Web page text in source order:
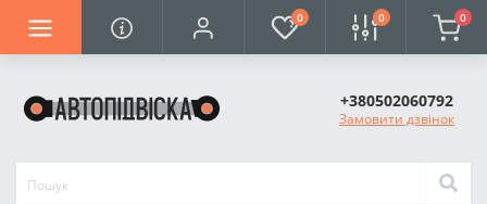
0 0 0
+380502060792
Замовити дзвінок